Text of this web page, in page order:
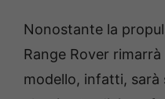
Nonostante la
Range Rover
modello, infatti, sarà